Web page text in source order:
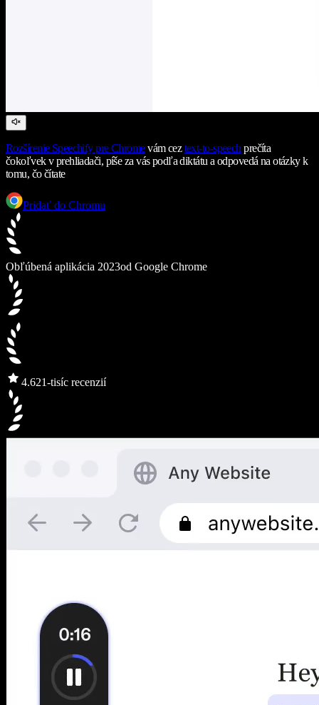
Rozšírenie Speechify pre Chromevám ceztext-to-speech prečíta
čokoľvek v prehliadači, píše za vás podľa diktátu a odpovedá na otázky k
tomu, čo čítate
Pridať do Chromu
Obľúbená aplikácia 2023od Google Chrome
4.621-tisíc recenzií